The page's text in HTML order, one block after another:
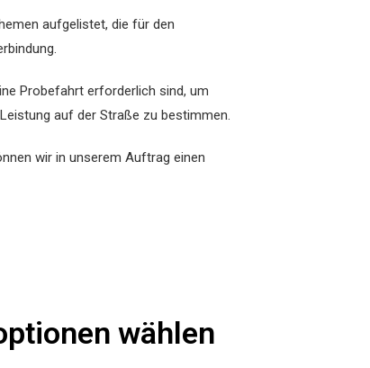
aufgelistet, die für den
Probefahrt erforderlich sind, um
auf der Straße zu bestimmen.
wir in unserem Auftrag einen
wählen